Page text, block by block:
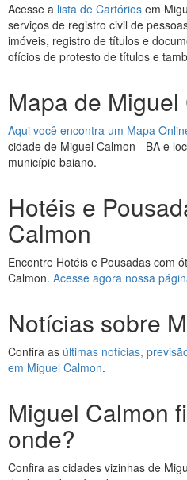
Acesse a lista de Cartórios em
serviços de registro civil de
imóveis, registro de títulos e
ofícios de protesto de títulos e
Mapa de
Aqui você encontra um Mapa
cidade de Miguel Calmon - BA e
município baiano.
Hotéis e
Calmon
Encontre Hotéis e Pousadas com
Calmon. Acesse agora nossa
Notícias sobre
Confira as últimas notícias,
em Miguel Calmon.
Miguel Calmon
onde?
Confira as cidades vizinhas de